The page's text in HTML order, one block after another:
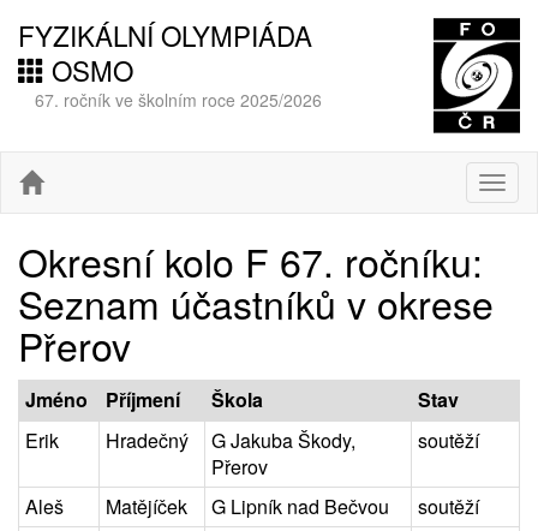
FYZIKÁLNÍ OLYMPIÁDA
OSMO
67. ročník ve školním roce 2025/2026
Okresní kolo F 67. ročníku:
Seznam účastníků v okrese
Přerov
Jméno Příjmení Škola
Stav
Erik
Hradečný
G Jakuba Škody,
Přerov
soutěží
Aleš Matějíček G Lipník nad Bečvou
soutěží